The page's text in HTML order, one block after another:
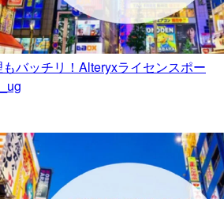
バッチリ！Alteryxライセンスポー